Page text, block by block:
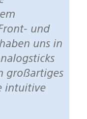
und
uns in
großartiges
intuitive